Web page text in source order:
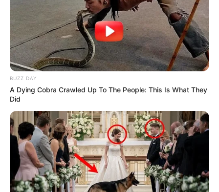
BUZZ DAY
A Dying Cobra Crawled Up To The People: This Is What They
Did